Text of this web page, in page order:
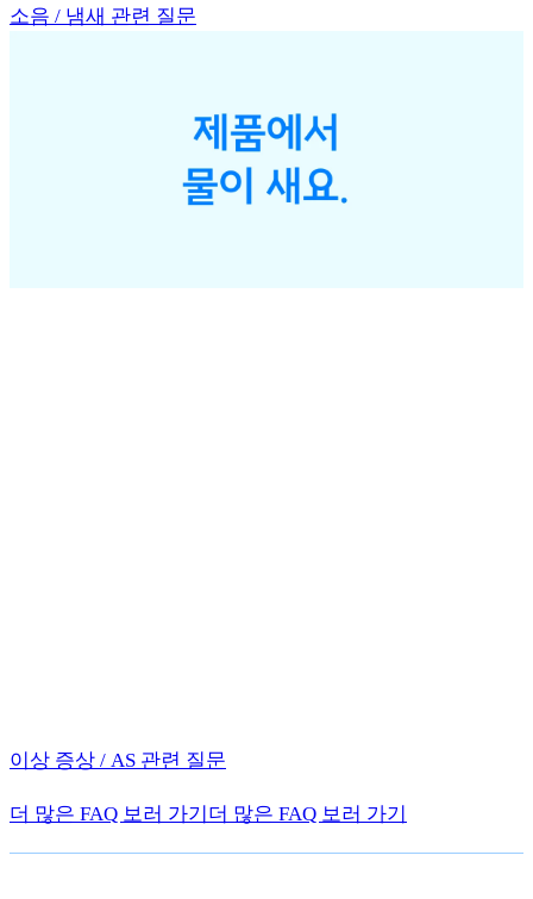
소음 / 냄새 관련 질문
이상 증상 / AS 관련 질문
더 많은 FAQ 보러 가기 더 많은 FAQ 보러 가기